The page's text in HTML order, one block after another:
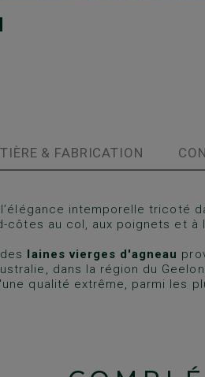
& FABRICATION
intemporelle tricoté
côtes au col, aux poignets et à
laines vierges d'agneau
dans la région du
qualité extrême, parmi les